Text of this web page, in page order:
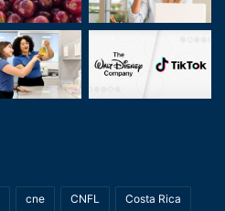
cne CNFL Costa Rica